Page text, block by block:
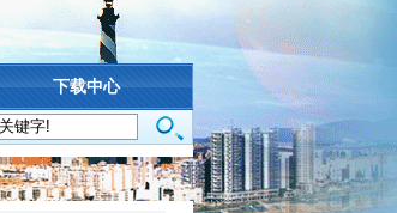
下载中心